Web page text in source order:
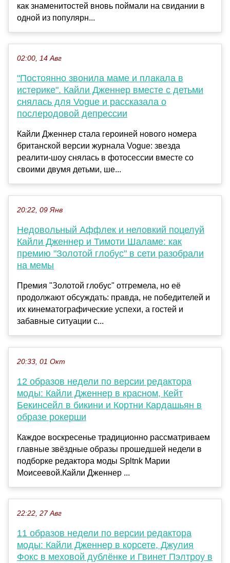
как знаменитостей вновь поймали на свидании в
одной из популярн...
02:00, 14 Авг
"Постоянно звонила маме и плакала в
истерике". Кайли Дженнер вместе с детьми
снялась для Vogue и рассказала о
послеродовой депрессии
Кайли Дженнер стала героиней нового номера
британской версии журнала Vogue: звезда
реалити-шоу снялась в фотосессии вместе со
своими двумя детьми, ше...
20:22, 09 Янв
Недовольный Аффлек и неловкий поцелуй
Кайли Дженнер и Тимоти Шаламе: как
премию "Золотой глобус" в сети разобрали
на мемы
Премия "Золотой глобус" отгремела, но её
продолжают обсуждать: правда, не победителей и
их кинематографические успехи, а гостей и
забавные ситуации с...
20:33, 01 Окт
12 образов недели по версии редактора
моды: Кайли Дженнер в красном, Кейт
Бекинсейл в бикини и Кортни Кардашьян в
образе рокерши
Каждое воскресенье традиционно рассматриваем
главные звёздные образы прошедшей недели в
подборке редактора моды Spltnk Марии
Моисеевой.Кайли Дженнер ...
22:22, 27 Авг
11 образов недели по версии редактора
моды: Кайли Дженнер в корсете, Джулия
Фокс в меховой дублёнке и Гвинет Пэлтроу в